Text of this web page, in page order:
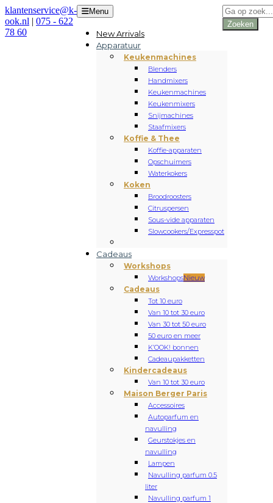
klantenservice@k-
ook.nl | 075 - 622
78 60
Menu
New Arrivals
Apparatuur
Keukenmachines
Blenders
Handmixers
Keukenmachines
Keukenmixers
Snijmachines
Staafmixers
Koffie & Thee
Koffie-apparaten
Opschuimers
Waterkokers
Koken
Broodroosters
Citruspersen
Sous-vide apparaten
Slowcookers/Expresspot
Cadeaus
Workshops
WorkshopsNieuw
Cadeaus
Tot 10 euro
Van 10 tot 30 euro
Van 30 tot 50 euro
50 euro en meer
K’OOK! bonnen
Cadeaupakketten
Kindercadeaus
Van 10 tot 30 euro
Maison Berger Paris
Accessoires
Autoparfum en
navulling
Geurstokjes en
navulling
Lampen
Navulling parfum 0.5
liter
Navulling parfum 1
Producten
zoeken
Zoeken